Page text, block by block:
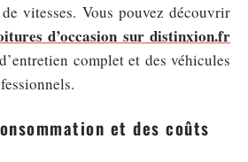
vitesses. Vous pouvez découvrir
d’occasion sur distinxion.fr
complet et des véhicules
et des coûts